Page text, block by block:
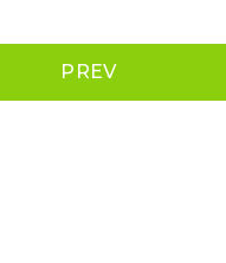
PREV